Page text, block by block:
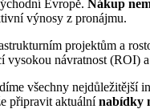
Evropě. Nákup
výnosy z pronájmu.
projektům a
vysokou návratnost (ROI)
všechny nejdůležitější
připravit aktuálnínabídky